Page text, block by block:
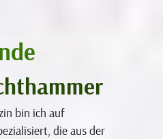
bin ich auf
die aus der